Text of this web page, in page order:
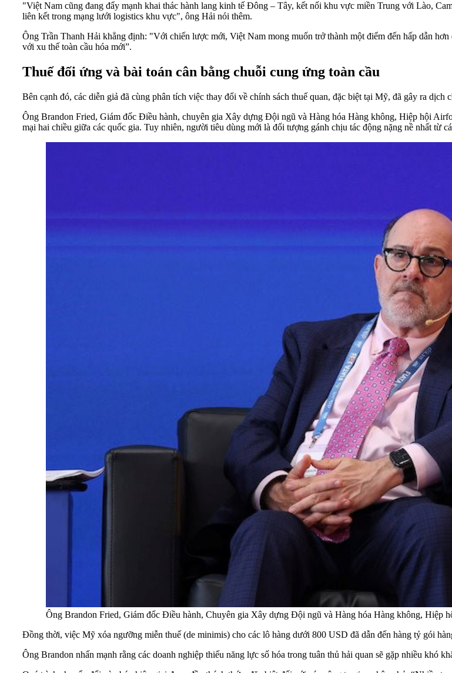
"Việt Nam cũng đang đẩy mạnh khai thác hành lang kinh tế Đông – Tây, kết nối khu vực miền Trung với Lào,
liên kết trong mạng lưới logistics khu vực", ông Hải nói thêm.
Ông Trần Thanh Hải khẳng định: "Với chiến lược mới, Việt Nam mong muốn trở thành một điểm đến hấp dẫn
với xu thế toàn cầu hóa mới”.
Thuế đối ứng và bài toán cân bằng chuỗi cung ứng toàn cầu
Bên cạnh đó, các diễn giả đã cùng phân tích việc thay đổi về chính sách thuế quan, đặc biệt tại Mỹ, đã gây ra dịch
Ông Brandon Fried, Giám đốc Điều hành, chuyên gia Xây dựng Đội ngũ và Hàng hóa Hàng không, Hiệp hội
mại hai chiều giữa các quốc gia. Tuy nhiên, người tiêu dùng mới là đối tượng gánh chịu tác động nặng nề nhất từ
Ông Brandon Fried, Giám đốc Điều hành, Chuyên gia Xây dựng Đội ngũ và Hàng hóa Hàng không, Hiệp
Đồng thời, việc Mỹ xóa ngưỡng miễn thuế (de minimis) cho các lô hàng dưới 800 USD đã dẫn đến hàng tỷ gói
Ông Brandon nhấn mạnh rằng các doanh nghiệp thiếu năng lực số hóa trong tuân thủ hải quan sẽ gặp nhiều khó